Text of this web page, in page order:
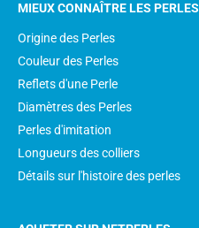
MIEUX CONNAÎTRE LES PERLES
Origine des Perles
Couleur des Perles
Reflets d'une Perle
Diamètres des Perles
Perles d'imitation
Longueurs des colliers
Détails sur l'histoire des perles